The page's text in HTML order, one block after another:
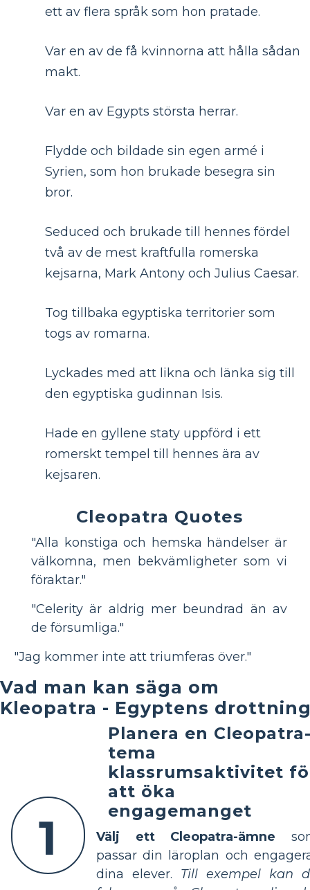
ett av flera språk som hon pratade.
Var en av de få kvinnorna att hålla sådan
makt.
Var en av Egypts största herrar.
Flydde och bildade sin egen armé i
Syrien, som hon brukade besegra sin
bror.
Seduced och brukade till hennes fördel
två av de mest kraftfulla romerska
kejsarna, Mark Antony och Julius Caesar.
Tog tillbaka egyptiska territorier som
togs av romarna.
Lyckades med att likna och länka sig till
den egyptiska gudinnan Isis.
Hade en gyllene staty uppförd i ett
romerskt tempel till hennes ära av
kejsaren.
Cleopatra Quotes
"Alla konstiga och hemska händelser är
välkomna, men bekvämligheter som vi
föraktar."
"Celerity är aldrig mer beundrad än av
de försumliga."
"Jag kommer inte att triumferas över."
Vad man kan säga om
Kleopatra - Egyptens
1
Planera en
tema
klassrumsaktivitet
att öka
engagemanget
Välj ett Cleopatra-ämne
passar din läroplan och
dina elever. Till exempel kan